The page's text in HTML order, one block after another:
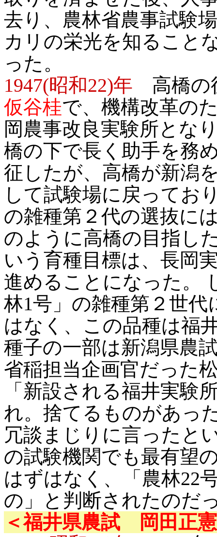
去り、農林省農事試験
カリの栄光を知ること
った。
1947(昭和22)年 高橋の
仮谷桂で、機構改革の
岡農事改良実験所とな
橋の下で長く助手を務
征したが、高橋が新潟
して試験場に戻ってお
の雑種第２代の選抜に
のように高橋の目指し
いう育種目標は、長岡
進めることになった。
林1号」の雑種第２世
はなく、この品種は福
種子の一部は新潟県農
省稲担当企画官だった
「新設される福井実験
れ。捨てるものがあっ
冗談まじりに言ったと
の試験機関でも最有望
はずはなく、「農林22
の」と判断されたのだ
＜福井県農試 岡田正